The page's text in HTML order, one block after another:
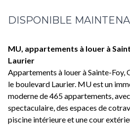
DISPONIBLE
MU, appartements à louer à
Laurier
Appartements à louer à Sainte-Foy,
le boulevard Laurier. MU est un
moderne de 465 appartements,
spectaculaire, des espaces de
piscine intérieure et une cour